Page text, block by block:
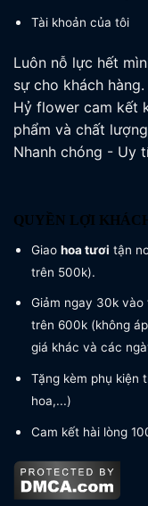
Tài khoản của tôi
Luôn nỗ lực hết
sự cho khách hàng.
Hỷ flower cam kết
phẩm và chất
Nhanh chóng - Uy
QUYỀN LỢI
Giao hoa tươi tận
trên 500k).
Giảm ngay 30k
trên 600k (không
giá khác và các
Tặng kèm phụ kiện
hoa,...)
Cam kết hài lòng